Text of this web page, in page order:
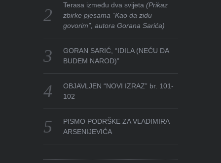
Terasa između dva svijeta(Prikaz
zbirke pjesama “Kao da zidu
govorim”, autora Gorana Sarića)
GORAN SARIĆ, “IDILA (NEĆU DA
BUDEM NAROD)”
OBJAVLJEN “NOVI IZRAZ” br. 101-
102
PISMO PODRŠKE ZA VLADIMIRA
ARSENIJEVIĆA